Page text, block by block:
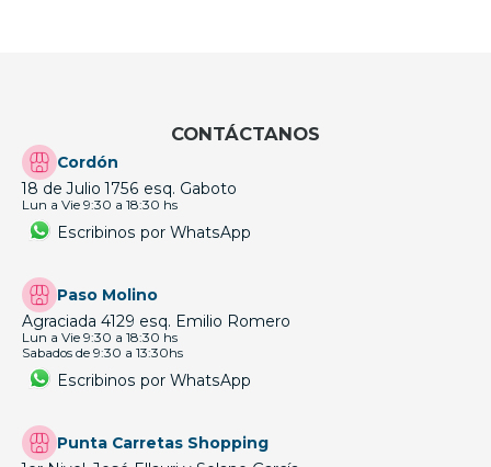
CONTÁCTANOS
Cordón
18 de Julio 1756 esq. Gaboto
Lun a Vie 9:30 a 18:30 hs
Escribinos por WhatsApp
Paso Molino
Agraciada 4129 esq. Emilio Romero
Lun a Vie 9:30 a 18:30 hs
Sabados de 9:30 a 13:30hs
Escribinos por WhatsApp
Punta Carretas Shopping